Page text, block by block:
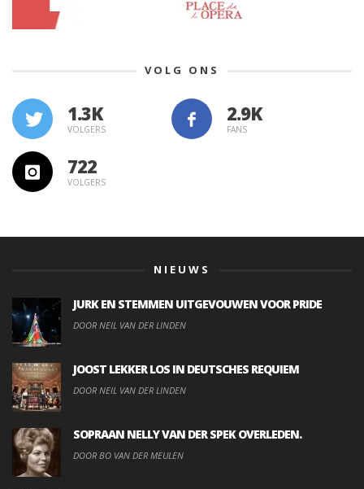
VOLG ONS
1.3K
VOLGERS FANS
722
VOLGERS
NIEUWS
JURK EN STEMMEN UITGEVOUWEN VOOR PRIDE
DOOR NEIL VAN DER LINDEN
JOOST LEKKER LOS IN DEUTSCHES REQUIEM
DOOR NEIL VAN DER LINDEN
SOPRAAN NELLY VAN DER SPEK OVERLEDEN.
DOOR BO VAN DER MEULEN